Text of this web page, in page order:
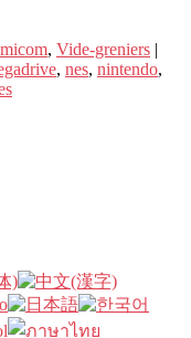
, Vide-greniers |
, nes, nintendo,